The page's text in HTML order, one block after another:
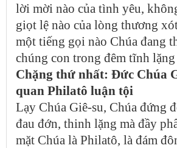
lời mời nào của tình yêu,
giọt lệ nào của lòng thương
một tiếng gọi nào Chúa đang
chúng con trong đêm tĩnh lặng
Chặng thứ nhất: Đức Chúa
quan Philatô luận tội
Lạy Chúa Giê-su, Chúa đứng
đau đớn, thinh lặng mà đầy
mặt Chúa là Philatô, là đám